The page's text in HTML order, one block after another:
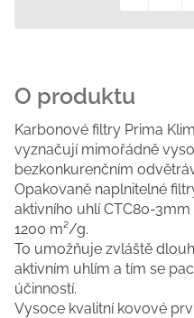
cena:
Karbonové filtry Prima
vyznačují mimořádně
bezkonkurenčním
Opakovaně naplnitelné
aktivního uhlí CTC80-
1200 m²/g.
To umožňuje zvláště
aktivním uhlím a tím se
účinností.
Vysoce kvalitní kovové